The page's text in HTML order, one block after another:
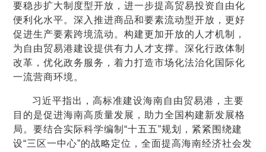
要稳步扩大制度型开放，进一步提高贸易投资自由化
便利化水平。深入推进商品和要素流动型开放，更好
促进生产要素跨境流动。构建更加开放的人才机制，
为自由贸易港建设提供有力人才支撑。深化行政体制
改革，优化政务服务，着力打造市场化法治化国际化
一流营商环境。
习近平指出，高标准建设海南自由贸易港，主要
目的是促进海南高质量发展，助力全国构建新发展格
局。要结合实际科学编制“十五五”规划，紧紧围绕建
设“三区一中心”的战略定位，全面提高海南经济社会发